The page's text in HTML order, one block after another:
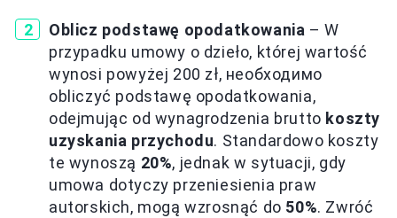
Oblicz podstawę opodatkowania – W
przypadku umowy o dzieło, której wartość
wynosi powyżej 200 zł, необходимо
obliczyć podstawę opodatkowania,
odejmując od wynagrodzenia brutto koszty
uzyskania przychodu. Standardowo koszty
te wynoszą 20%, jednak w sytuacji, gdy
umowa dotyczy przeniesienia praw
autorskich, mogą wzrosnąć do 50%. Zwróć